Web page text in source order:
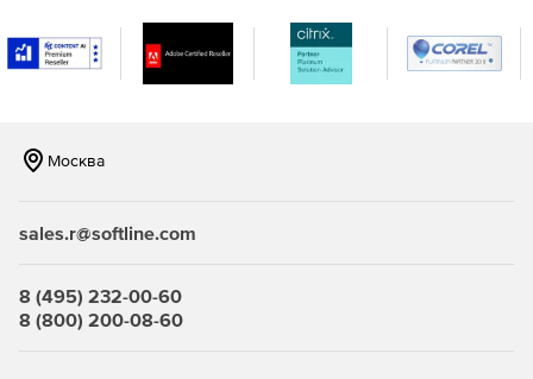
Поддержка практически всех используемых в
настоящее время отечественных и зарубежных сред
Гибкость и удобство администрирования – продукт
соответствуют политике безопасности компании.
Москва
sales.r@softline.com
8 (495) 232-00-60
8 (800) 200-08-60